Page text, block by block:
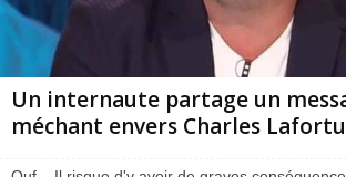
Un internaute partage un
méchant envers Charles